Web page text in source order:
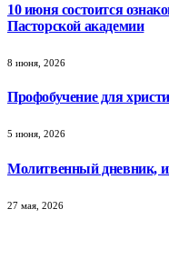
10 июня состоится
Пасторской академии
8 июня, 2026
Профобучение для
5 июня, 2026
Молитвенный дневник,
27 мая, 2026